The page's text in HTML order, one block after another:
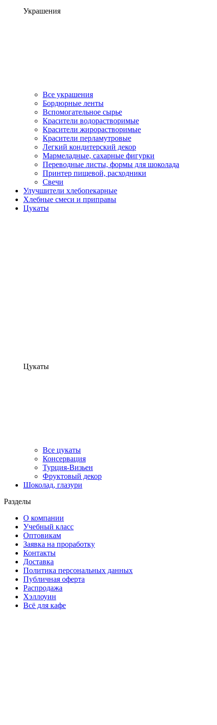
Украшения
Все украшения
Бордюрные ленты
Вспомогательное сырье
Красители водорастворимые
Красители жирорастворимые
Красители перламутровые
Легкий кондитерский декор
Мармеладные, сахарные фигурки
Переводные листы, формы для шоколада
Принтер пищевой, расходники
Свечи
Улучшители хлебопекарные
Хлебные смеси и приправы
Цукаты
Цукаты
Все цукаты
Консервация
Турция-Визьен
Фруктовый декор
Шоколад, глазури
Разделы
О компании
Учебный класс
Оптовикам
Заявка на проработку
Контакты
Доставка
Политика персональных данных
Публичная оферта
Распродажа
Хэллоуин
Всё для кафе